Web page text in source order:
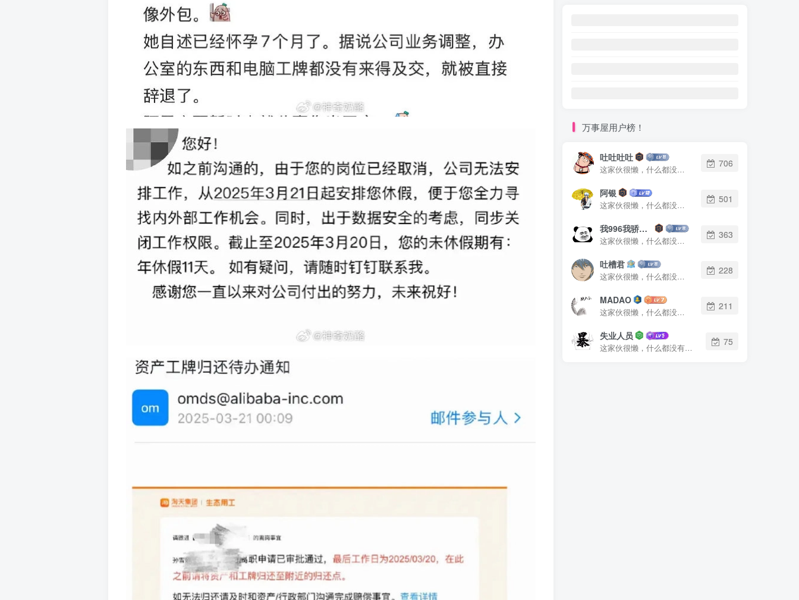
万事屋用户榜！
吐吐吐吐
这家伙很懒，什么都没有写...
706
阿银
这家伙很懒，什么都没有写...
501
我996我骄傲了么
这家伙很懒，什么都没有写...
363
吐槽君
这家伙很懒，什么都没有写...
228
MADAO
这家伙很懒，什么都没有写...
211
失业人员
这家伙很懒，什么都没有写...
75